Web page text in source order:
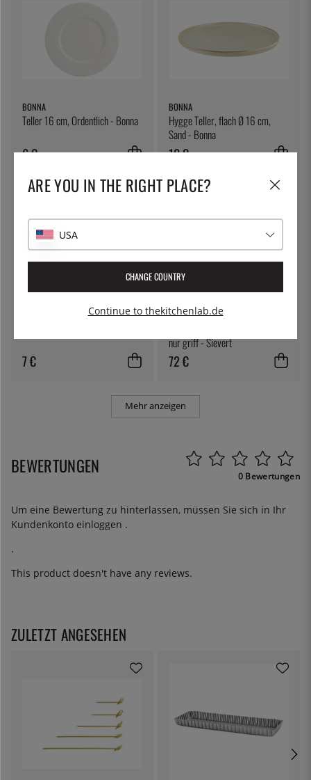
BONNA
Teller 16 cm, Ordentlich - Bonna
6 €
BONNA
Hygge Teller, flach Ø 16 cm,
Sand - Bonna
10 €
7 €
SIEVERT
nur griff - Sievert
72 €
Mehr anzeigen
BEWERTUNGEN 0 Bewertungen
Um eine Bewertung zu hinterlassen, müssen Sie sich in Ihr
Kundenkonto einloggen .
.
This product doesn't have any reviews.
ZULETZT ANGESEHEN
ARE YOU IN THE RIGHT PLACE?
USA
CHANGE COUNTRY
Continue to thekitchenlab.de